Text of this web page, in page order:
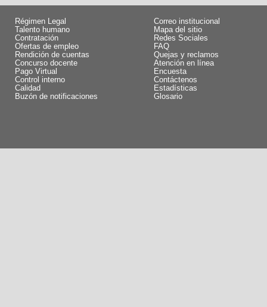
Régimen Legal
Talento humano
Contratación
Ofertas de empleo
Rendición de cuentas
Concurso docente
Pago Virtual
Control interno
Calidad
Buzón de notificaciones
Correo institucional
Mapa del sitio
Redes Sociales
FAQ
Quejas y reclamos
Atención en línea
Encuesta
Contáctenos
Estadísticas
Glosario